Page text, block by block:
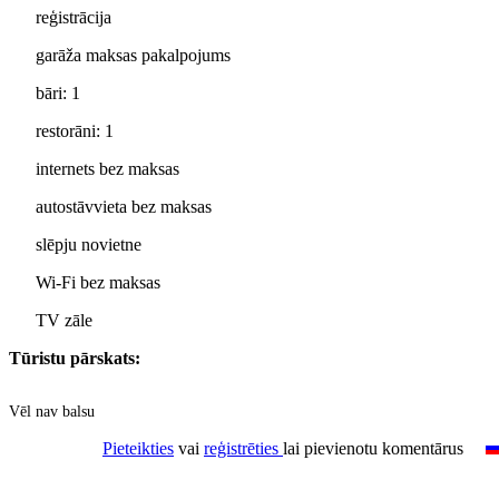
reģistrācija
garāža maksas pakalpojums
bāri: 1
restorāni: 1
internets bez maksas
autostāvvieta bez maksas
slēpju novietne
Wi-Fi bez maksas
TV zāle
Tūristu pārskats:
Vēl nav balsu
Pieteikties vai reģistrēties lai pievienotu komentārus